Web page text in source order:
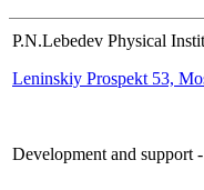
P.N.Lebedev Physical
Leninskiy Prospekt 53,
Development and support